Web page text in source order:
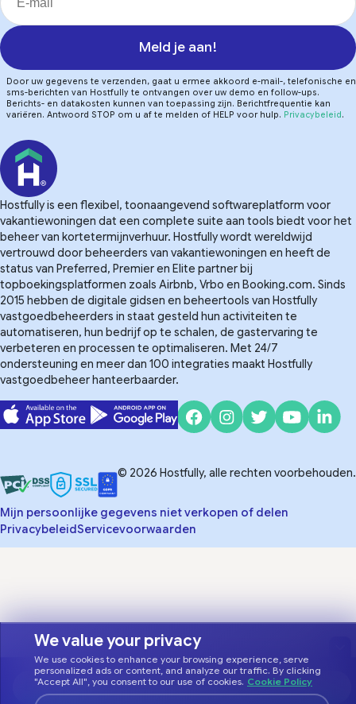
We value your privacy
We use cookies to enhance your browsing experience, serve
personalized ads or content, and analyze our traffic. By clicking
"Accept All", you consent to our use of cookies. Cookie Policy
Meld je aan!
Door uw gegevens te verzenden, gaat u ermee akkoord e-mail-, telefonische en
sms-berichten van Hostfully te ontvangen over uw demo en follow-ups.
Berichts- en datakosten kunnen van toepassing zijn. Berichtfrequentie kan
variëren. Antwoord STOP om u af te melden of HELP voor hulp. Privacybeleid.
Hostfully is een flexibel, toonaangevend softwareplatform voor
vakantiewoningen dat een complete suite aan tools biedt voor het
beheer van kortetermijnverhuur. Hostfully wordt wereldwijd
vertrouwd door beheerders van vakantiewoningen en heeft de
status van Preferred, Premier en Elite partner bij
topboekingsplatformen zoals Airbnb, Vrbo en Booking.com. Sinds
2015 hebben de digitale gidsen en beheertools van Hostfully
vastgoedbeheerders in staat gesteld hun activiteiten te
automatiseren, hun bedrijf op te schalen, de gastervaring te
verbeteren en processen te optimaliseren. Met 24/7
ondersteuning en meer dan 100 integraties maakt Hostfully
vastgoedbeheer hanteerbaarder.
© 2026 Hostfully, alle rechten voorbehouden.
Mijn persoonlijke gegevens niet verkopen of delen
PrivacybeleidServicevoorwaarden